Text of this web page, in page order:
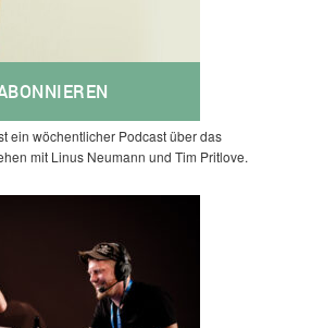
ein wöchentlicher Podcast über das
mit Linus Neumann und Tim Pritlove.